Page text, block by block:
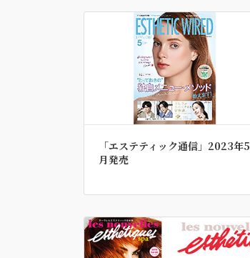
「エステティック通信」2023年5
月発売